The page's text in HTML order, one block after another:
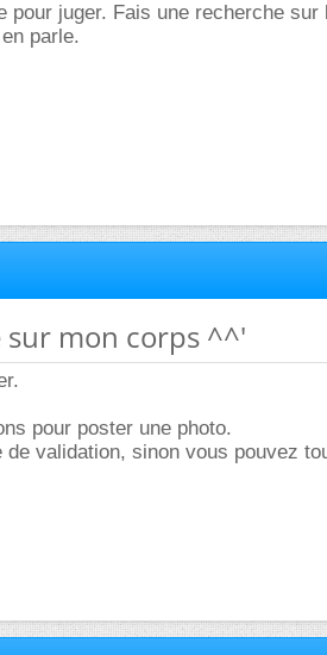
juger. Fais une recherche sur
parle.
sur mon corps ^^'
pour poster une photo.
validation, sinon vous pouvez